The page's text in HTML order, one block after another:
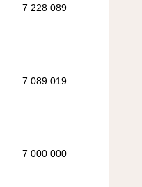
7 228 089
7 089 019
7 000 000